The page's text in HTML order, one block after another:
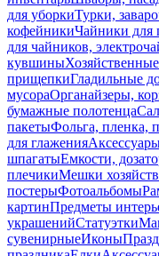
для уборкиТурки,
кофейникиЧайники для
для чайников,
кувшины
прищепкиГладильные
мусораОрганайзеры,
бумажные полотенца
пакетыФольга, пленка,
для глажения
шпагатыЕмкости,
плечикиМешки
постерыФотоальбомы
картинПредметы
украшенийСтатуэтки
сувенирныеИконы